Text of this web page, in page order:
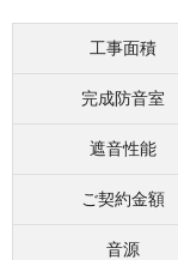
工事面積
完成防音室
遮音性能
ご契約金額
音源